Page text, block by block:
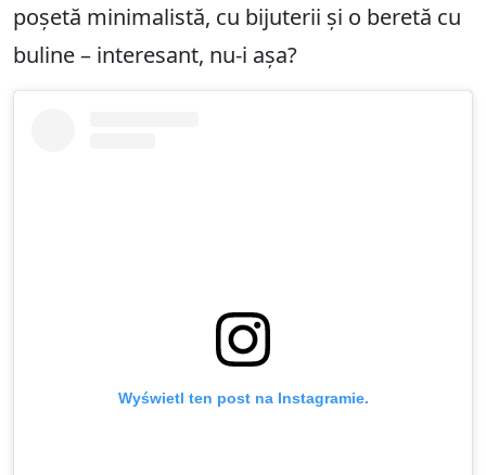
poșetă minimalistă, cu bijuterii și o beretă cu
buline – interesant, nu-i așa?
Wyświetl ten post na Instagramie.